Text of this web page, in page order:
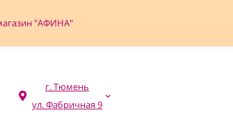
"АФИНА"
г. Тюмень